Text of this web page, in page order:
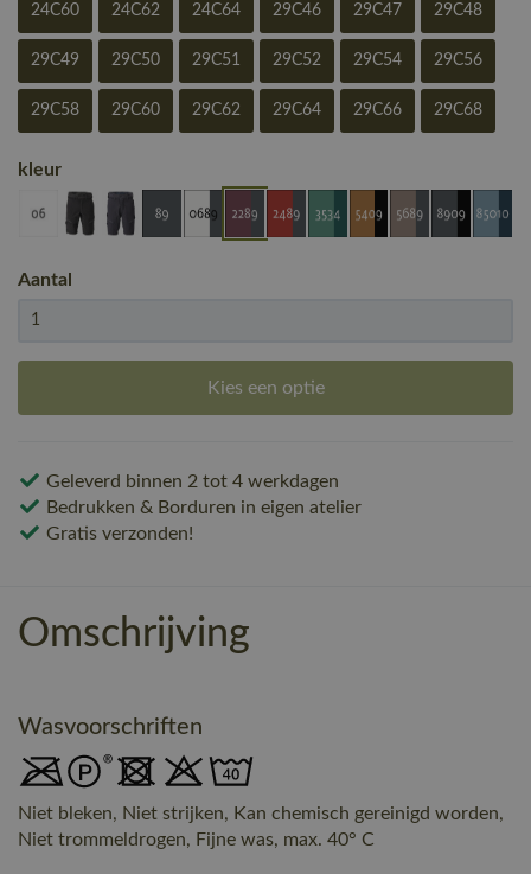
24C60 24C62 24C64 29C46 29C47 29C48
29C49 29C50 29C51 29C52 29C54 29C56
29C58 29C60 29C62 29C64 29C66 29C68
kleur
Aantal
Kies een optie
Geleverd binnen 2 tot 4 werkdagen
Bedrukken & Borduren in eigen atelier
Gratis verzonden!
Omschrijving
Wasvoorschriften
Niet bleken, Niet strijken, Kan chemisch gereinigd worden,
Niet trommeldrogen, Fijne was, max. 40° C